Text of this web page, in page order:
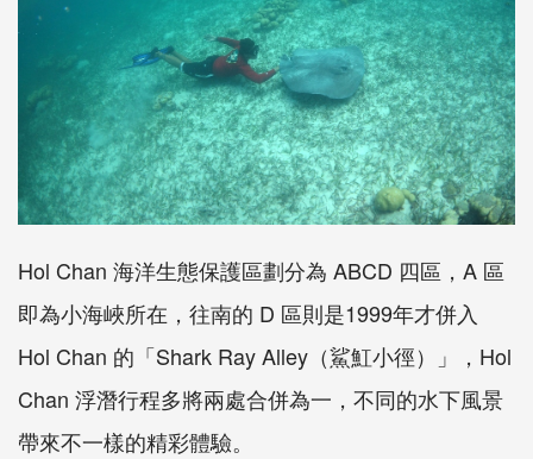
Hol Chan 海洋生態保護區劃分為 ABCD 四區，A 區
即為小海峽所在，往南的 D 區則是1999年才併入
Hol Chan 的「Shark Ray Alley（鯊魟小徑）」，Hol
Chan 浮潛行程多將兩處合併為一，不同的水下風景
帶來不一樣的精彩體驗。